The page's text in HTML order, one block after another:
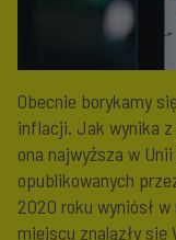
Obecnie borykamy
inflacji. Jak wynika z
ona najwyższa w
opublikowanych
2020 roku wyniósł
miejscu znalazły